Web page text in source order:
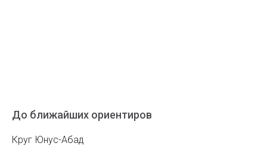
До ближайших ориентиров
Круг Юнус-Абад